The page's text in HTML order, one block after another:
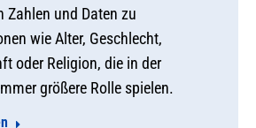
Zahlen und Daten zu
wie Alter, Geschlecht,
oder Religion, die in der
größere Rolle spielen.